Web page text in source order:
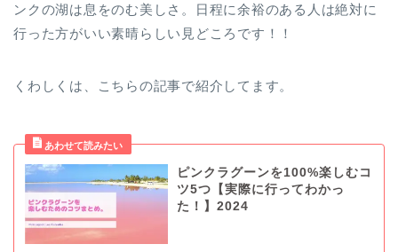
ンクの湖は息をのむ美しさ。日程に余裕のある人は絶対に
行った方がいい素晴らしい見どころです！！
くわしくは、こちらの記事で紹介してます。
ピンクラグーンを100%楽しむコ
ツ5つ【実際に行ってわかっ
た！】2024